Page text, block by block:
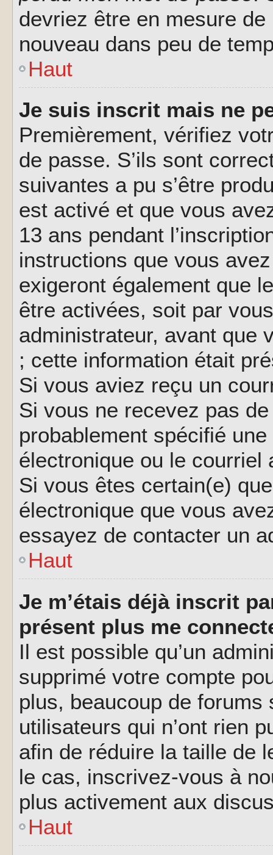
devriez être en mesure
nouveau dans peu de
Haut
Je suis inscrit mais ne
Premièrement, vérifiez
de passe. S’ils sont
suivantes a pu s’être
est activé et que vous
13 ans pendant
instructions que vous
exigeront également que
être activées, soit par
administrateur, avant que
; cette information était
Si vous aviez reçu un
Si vous ne recevez pas
probablement spécifié
électronique ou le courriel
Si vous êtes certain(e)
électronique que vous
essayez de contacter un
Haut
Je m’étais déjà inscrit
présent plus me
Il est possible qu’un
supprimé votre compte
plus, beaucoup de
utilisateurs qui n’ont rien
afin de réduire la taille de
le cas, inscrivez-vous à
plus activement aux
Haut